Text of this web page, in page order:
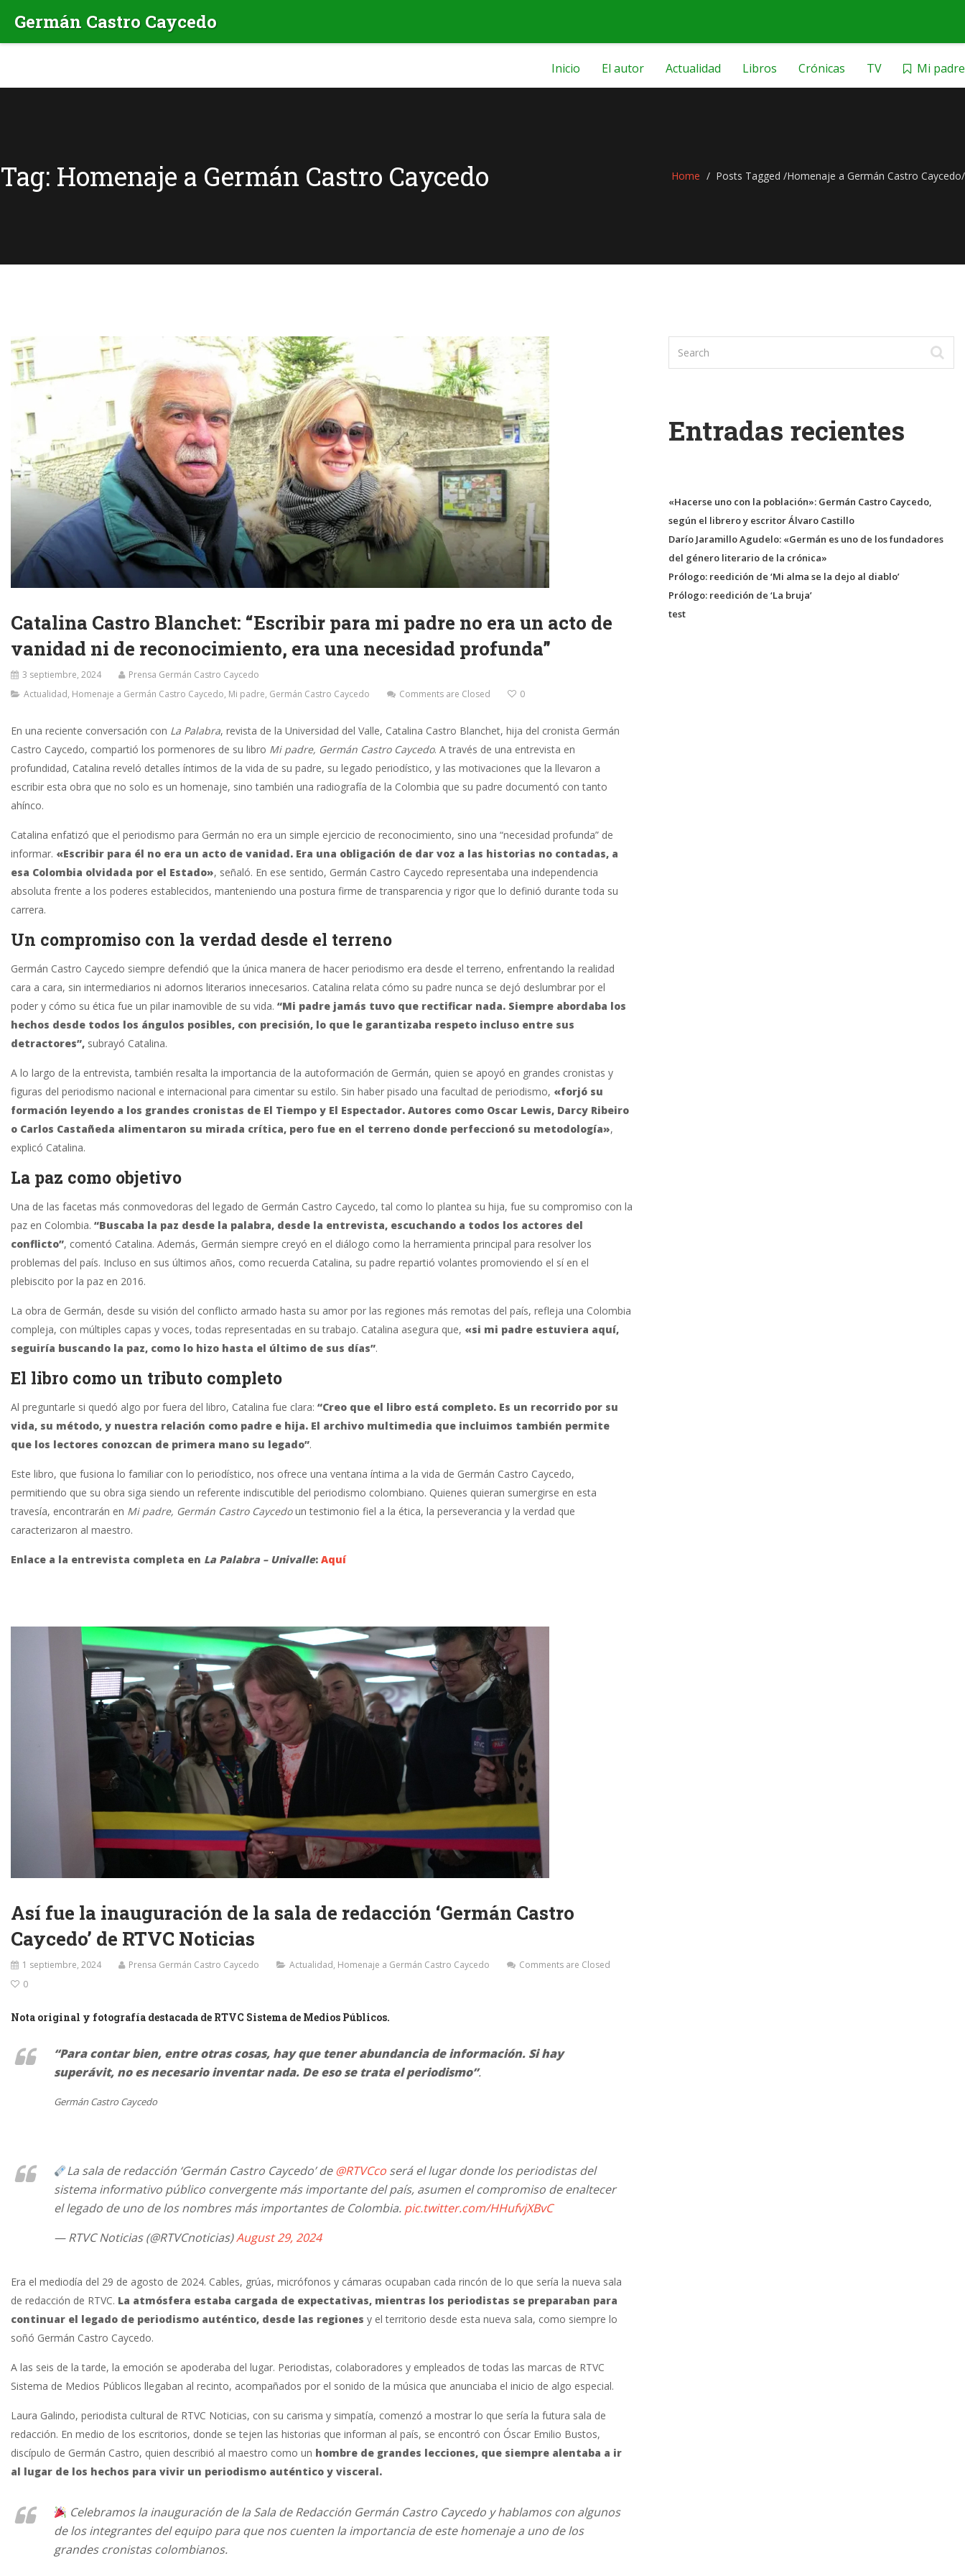
Inicio El autor Actualidad Libros Crónicas TV Mi padre
Tag: Homenaje a Germán Castro Caycedo Home Posts Tagged /Homenaje a Germán Castro Caycedo/
Catalina Castro Blanchet: “Escribir para mi padre no era un acto de
vanidad ni de reconocimiento, era una necesidad profunda”
3 septiembre, 2024
Prensa Germán Castro Caycedo
Actualidad, Homenaje a Germán Castro Caycedo, Mi padre, Germán Castro Caycedo Comments are Closed 0
En una reciente conversación con La Palabra, revista de la Universidad del Valle, Catalina Castro Blanchet, hija del cronista Germán
Castro Caycedo, compartió los pormenores de su libro Mi padre, Germán Castro Caycedo. A través de una entrevista en
profundidad, Catalina reveló detalles íntimos de la vida de su padre, su legado periodístico, y las motivaciones que la llevaron a
escribir esta obra que no solo es un homenaje, sino también una radiografía de la Colombia que su padre documentó con tanto
ahínco.
Catalina enfatizó que el periodismo para Germán no era un simple ejercicio de reconocimiento, sino una “necesidad profunda” de
informar. «Escribir para él no era un acto de vanidad. Era una obligación de dar voz a las historias no contadas, a
esa Colombia olvidada por el Estado», señaló. En ese sentido, Germán Castro Caycedo representaba una independencia
absoluta frente a los poderes establecidos, manteniendo una postura firme de transparencia y rigor que lo definió durante toda su
carrera.
Un compromiso con la verdad desde el terreno
Germán Castro Caycedo siempre defendió que la única manera de hacer periodismo era desde el terreno, enfrentando la realidad
cara a cara, sin intermediarios ni adornos literarios innecesarios. Catalina relata cómo su padre nunca se dejó deslumbrar por el
poder y cómo su ética fue un pilar inamovible de su vida. “Mi padre jamás tuvo que rectificar nada. Siempre abordaba los
hechos desde todos los ángulos posibles, con precisión, lo que le garantizaba respeto incluso entre sus
detractores”, subrayó Catalina.
A lo largo de la entrevista, también resalta la importancia de la autoformación de Germán, quien se apoyó en grandes cronistas y
figuras del periodismo nacional e internacional para cimentar su estilo. Sin haber pisado una facultad de periodismo, «forjó su
formación leyendo a los grandes cronistas de El Tiempo y El Espectador. Autores como Oscar Lewis, Darcy Ribeiro
o Carlos Castañeda alimentaron su mirada crítica, pero fue en el terreno donde perfeccionó su metodología»,
explicó Catalina.
La paz como objetivo
Una de las facetas más conmovedoras del legado de Germán Castro Caycedo, tal como lo plantea su hija, fue su compromiso con la
paz en Colombia. “Buscaba la paz desde la palabra, desde la entrevista, escuchando a todos los actores del
conflicto”, comentó Catalina. Además, Germán siempre creyó en el diálogo como la herramienta principal para resolver los
problemas del país. Incluso en sus últimos años, como recuerda Catalina, su padre repartió volantes promoviendo el sí en el
plebiscito por la paz en 2016.
La obra de Germán, desde su visión del conflicto armado hasta su amor por las regiones más remotas del país, refleja una Colombia
compleja, con múltiples capas y voces, todas representadas en su trabajo. Catalina asegura que, «si mi padre estuviera aquí,
seguiría buscando la paz, como lo hizo hasta el último de sus días”.
El libro como un tributo completo
Al preguntarle si quedó algo por fuera del libro, Catalina fue clara: “Creo que el libro está completo. Es un recorrido por su
vida, su método, y nuestra relación como padre e hija. El archivo multimedia que incluimos también permite
que los lectores conozcan de primera mano su legado”.
Este libro, que fusiona lo familiar con lo periodístico, nos ofrece una ventana íntima a la vida de Germán Castro Caycedo,
permitiendo que su obra siga siendo un referente indiscutible del periodismo colombiano. Quienes quieran sumergirse en esta
travesía, encontrarán en Mi padre, Germán Castro Caycedoun testimonio fiel a la ética, la perseverancia y la verdad que
caracterizaron al maestro.
Enlace a la entrevista completa en La Palabra – Univalle: Aquí
Así fue la inauguración de la sala de redacción ‘Germán Castro
Caycedo’ de RTVC Noticias
1 septiembre, 2024 Prensa Germán Castro Caycedo Actualidad, Homenaje a Germán Castro Caycedo
Comments are Closed
0
Nota original y fotografía destacada de RTVC Sistema de Medios Públicos.
“Para contar bien, entre otras cosas, hay que tener abundancia de información. Si hay
superávit, no es necesario inventar nada. De eso se trata el periodismo”.
Germán Castro Caycedo
La sala de redacción ‘Germán Castro Caycedo’ de@RTVCco será el lugar donde los periodistas del
sistema informativo público convergente más importante del país, asumen el compromiso de enaltecer
el legado de uno de los nombres más importantes de Colombia. pic.twitter.com/HHufvjXBvC
— RTVC Noticias (@RTVCnoticias)August 29, 2024
Era el mediodía del 29 de agosto de 2024. Cables, grúas, micrófonos y cámaras ocupaban cada rincón de lo que sería la nueva sala
de redacción de RTVC. La atmósfera estaba cargada de expectativas, mientras los periodistas se preparaban para
continuar el legado de periodismo auténtico, desde las regiones y el territorio desde esta nueva sala, como siempre lo
soñó Germán Castro Caycedo.
A las seis de la tarde, la emoción se apoderaba del lugar. Periodistas, colaboradores y empleados de todas las marcas de RTVC
Sistema de Medios Públicos llegaban al recinto, acompañados por el sonido de la música que anunciaba el inicio de algo especial.
Laura Galindo, periodista cultural de RTVC Noticias, con su carisma y simpatía, comenzó a mostrar lo que sería la futura sala de
redacción. En medio de los escritorios, donde se tejen las historias que informan al país, se encontró con Óscar Emilio Bustos,
discípulo de Germán Castro, quien describió al maestro como un hombre de grandes lecciones, que siempre alentaba a ir
al lugar de los hechos para vivir un periodismo auténtico y visceral.
Celebramos la inauguración de la Sala de Redacción Germán Castro Caycedo y hablamos con algunos
de los integrantes del equipo para que nos cuenten la importancia de este homenaje a uno de los
grandes cronistas colombianos.
Entradas recientes
«Hacerse uno con la población»: Germán Castro Caycedo,
según el librero y escritor Álvaro Castillo
Darío Jaramillo Agudelo: «Germán es uno de los fundadores
del género literario de la crónica»
Prólogo: reedición de ‘Mi alma se la dejo al diablo’
Prólogo: reedición de ‘La bruja’
test